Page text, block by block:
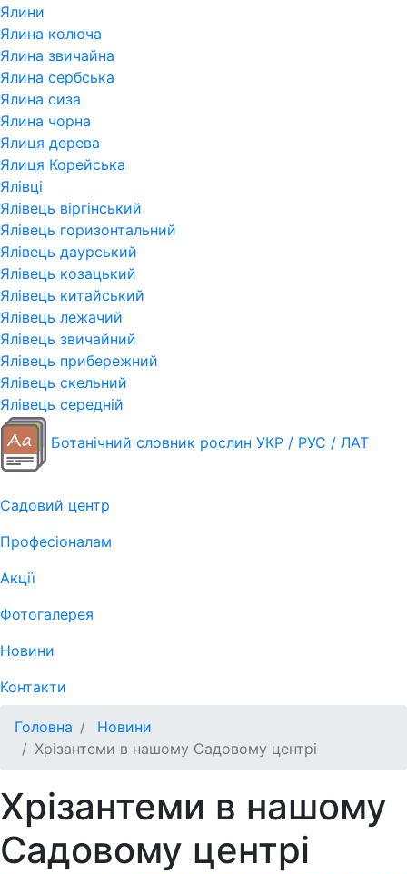
Ялини
Ялина колюча
Ялина звичайна
Ялина сербська
Ялина сиза
Ялина чорна
Ялиця дерева
Ялиця Корейська
Ялівці
Ялівець віргінський
Ялівець горизонтальний
Ялівець даурський
Ялівець козацький
Ялівець китайський
Ялівець лежачий
Ялівець звичайний
Ялівець прибережний
Ялівець скельний
Ялівець середній
Ботанічний словник рослин УКР / РУС / ЛАТ
Садовий центр
Професіоналам
Акції
Фотогалерея
Новини
Контакти
Головна
Новини
Хрізантеми в нашому Садовому центрі
Хрізантеми в нашому
Садовому центрі